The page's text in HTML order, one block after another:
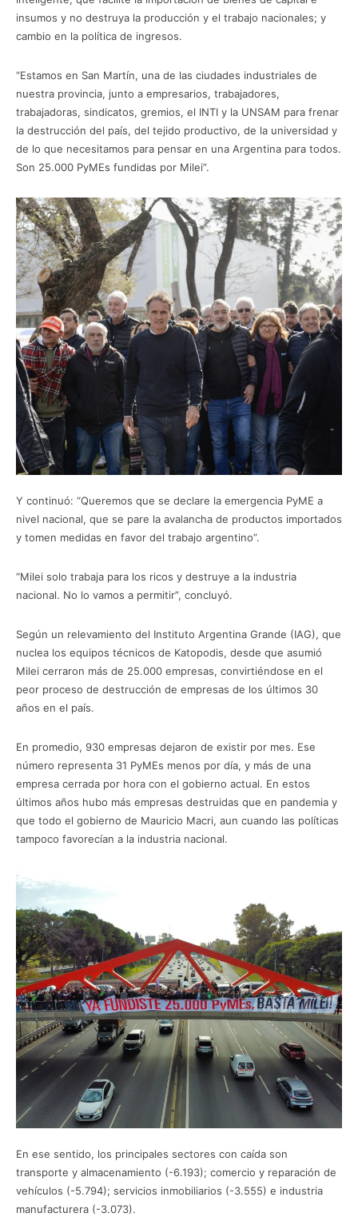
insumos y no destruya la producción y el trabajo nacionales; y
cambio en la política de ingresos.
“Estamos en San Martín, una de las ciudades industriales de
nuestra provincia, junto a empresarios, trabajadores,
trabajadoras, sindicatos, gremios, el INTI y la UNSAM para frenar
la destrucción del país, del tejido productivo, de la universidad y
de lo que necesitamos para pensar en una Argentina para todos.
Son 25.000 PyMEs fundidas por Milei”.
Y continuó: “Queremos que se declare la emergencia PyME a
nivel nacional, que se pare la avalancha de productos importados
y tomen medidas en favor del trabajo argentino”.
“Milei solo trabaja para los ricos y destruye a la industria
nacional. No lo vamos a permitir”, concluyó.
Según un relevamiento del Instituto Argentina Grande (IAG), que
nuclea los equipos técnicos de Katopodis, desde que asumió
Milei cerraron más de 25.000 empresas, convirtiéndose en el
peor proceso de destrucción de empresas de los últimos 30
años en el país.
En promedio, 930 empresas dejaron de existir por mes. Ese
número representa 31 PyMEs menos por día, y más de una
empresa cerrada por hora con el gobierno actual. En estos
últimos años hubo más empresas destruidas que en pandemia y
que todo el gobierno de Mauricio Macri, aun cuando las políticas
tampoco favorecían a la industria nacional.
En ese sentido, los principales sectores con caída son
transporte y almacenamiento (-6.193); comercio y reparación de
vehículos (-5.794); servicios inmobiliarios (-3.555) e industria
manufacturera (-3.073).